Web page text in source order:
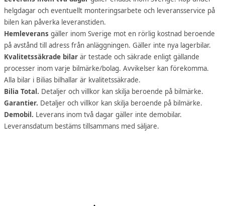
helgdagar och eventuellt monteringsarbete och leveransservice på
bilen kan påverka leveranstiden.
Hemleverans gäller inom Sverige mot en rörlig kostnad beroende
på avstånd till adress från anläggningen. Gäller inte nya lagerbilar.
Kvalitetssäkrade bilar är testade och säkrade enligt gällande
processer inom varje bilmärke/bolag. Avvikelser kan förekomma.
Alla bilar i Bilias bilhallar är kvalitetssäkrade.
Bilia Total. Detaljer och villkor kan skilja beroende på bilmärke.
Garantier. Detaljer och villkor kan skilja beroende på bilmärke.
Demobil. Leverans inom två dagar gäller inte demobilar.
Leveransdatum bestäms tillsammans med säljare.